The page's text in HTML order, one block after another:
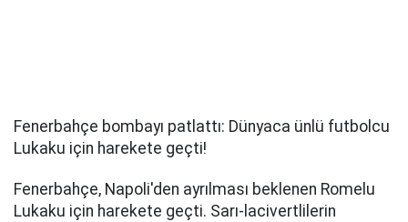
Fenerbahçe bombayı patlattı: Dünyaca ünlü futbolcu
Lukaku için harekete geçti!
Fenerbahçe, Napoli'den ayrılması beklenen Romelu
Lukaku için harekete geçti. Sarı-lacivertlilerin